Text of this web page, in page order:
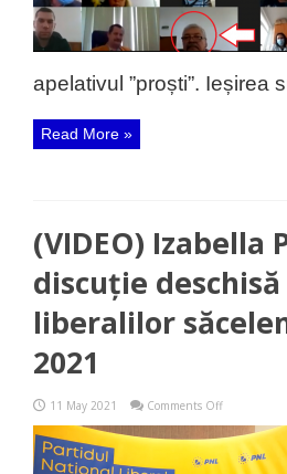
puterii,
un
consilier
PSD
numește
apelativul ”proști”. Ieșirea
Read More »
(VIDEO) Izabella
discuție
liberalilor
2021
11 May 2021 Comments Offon
Izabella
Paniti